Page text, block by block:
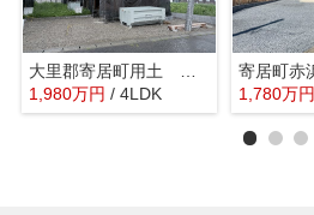
大里郡寄居町用土 クレイドルガーデン 新築戸建 全4棟 1号棟
1,980万円 / 4LDK
1,780万円